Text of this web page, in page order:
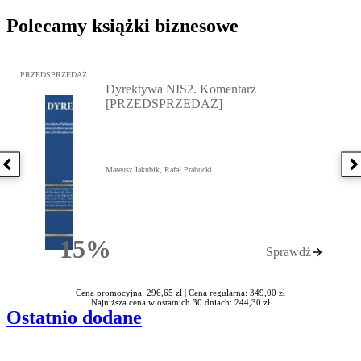
Polecamy książki biznesowe
Poprzednia książka
Przejdź do: Dyrektywa NIS2. Komentarz [PRZEDSPRZEDAŻ],
PRZEDSPRZEDAŻ
15%Rabatu
Dyrektywa NIS2. Komentarz
[PRZEDSPRZEDAŻ]
Mateusz Jakubik, Rafał Prabucki
Sprawdź
Cena promocyjna: 296,65 zł | Cena regularna: 349,00 zł
Najniższa cena w ostatnich 30 dniach: 244,30 zł
Ostatnio dodane